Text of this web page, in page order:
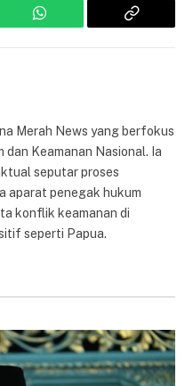
WhatsApp
Copy
Merah News yang berfokus
dan Keamanan Nasional. Ia
seputar proses
aparat penegak hukum
konflik keamanan di
seperti Papua.